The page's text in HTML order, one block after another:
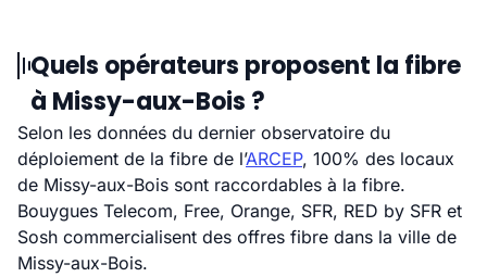
Quels opérateurs proposent la fibre
à Missy-aux-Bois ?
Selon les données du dernier observatoire du
déploiement de la fibre de l’ARCEP, 100% des locaux
de Missy-aux-Bois sont raccordables à la fibre.
Bouygues Telecom, Free, Orange, SFR, RED by SFR et
Sosh commercialisent des offres fibre dans la ville de
Missy-aux-Bois.